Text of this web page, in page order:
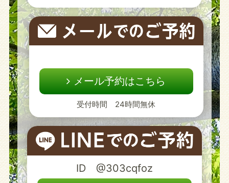
メール予約はこちら
受付時間 24時間無休
ID @303cqfoz